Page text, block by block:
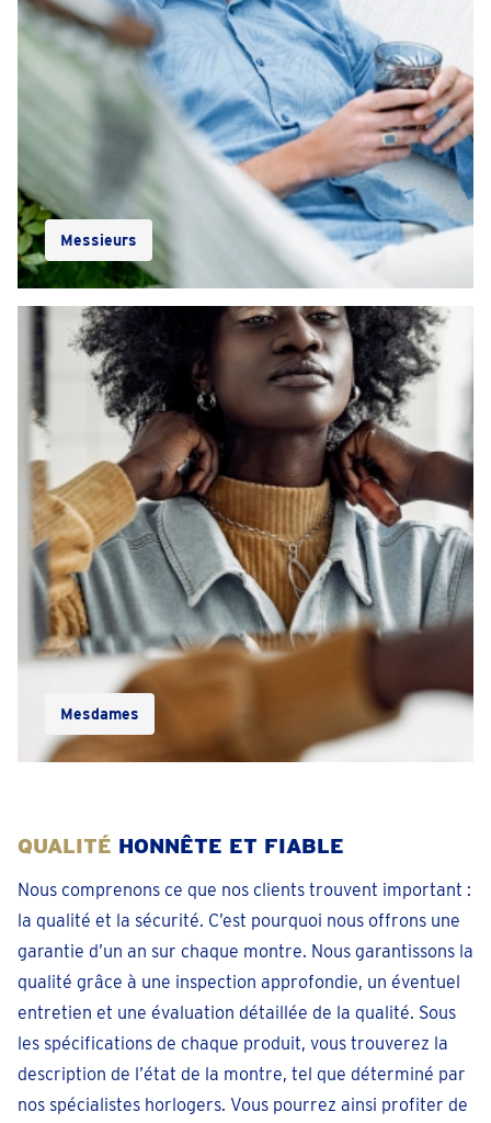
Messieurs
Mesdames
QUALITÉ HONNÊTE ET FIABLE
Nous comprenons ce que nos clients trouvent important :
la qualité et la sécurité. C’est pourquoi nous offrons une
garantie d’un an sur chaque montre. Nous garantissons la
qualité grâce à une inspection approfondie, un éventuel
entretien et une évaluation détaillée de la qualité. Sous
les spécifications de chaque produit, vous trouverez la
description de l’état de la montre, tel que déterminé par
nos spécialistes horlogers. Vous pourrez ainsi profiter de